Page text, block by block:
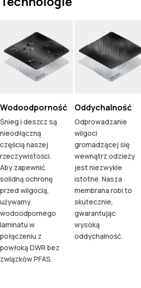
Wodoodporność
Śnieg i deszcz są
nieodłączną
częścią naszej
rzeczywistości.
Aby zapewnić
solidną ochronę
przed wilgocią,
używamy
wodoodpornego
laminatu w
połączeniu z
powłoką DWR bez
związków PFAS.
Oddychalność
Odprowadzanie
wilgoci
gromadzącej się
wewnątrz odzieży
jest niezwykle
istotne. Nasza
membrana robi to
skutecznie,
gwarantując
wysoką
oddychalność.